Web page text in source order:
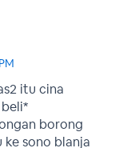
itu cina
borong
ke sono blanja